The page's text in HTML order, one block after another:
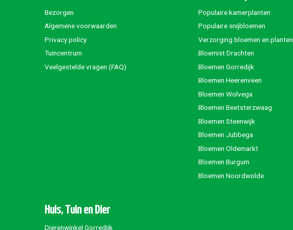
Bezorgen
Algemene voorwaarden
Privacy policy
Tuincentrum
Veelgestelde vragen (FAQ)
Populaire kamerplanten
Populaire snijbloemen
Verzorging bloemen en planten
Bloemist Drachten
Bloemen Gorredijk
Bloemen Heerenveen
Bloemen Wolvega
Bloemen Beetsterzwaag
Bloemen Steenwijk
Bloemen Jubbega
Bloemen Oldemarkt
Bloemen Burgum
Bloemen Noordwolde
Huis, Tuin en Dier
Dierenwinkel Gorredijk